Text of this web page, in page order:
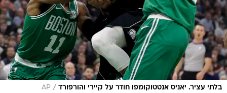
בלתי עציר. יאניס אנטטוקומפו חודר על קיירי והורפורד /
AP